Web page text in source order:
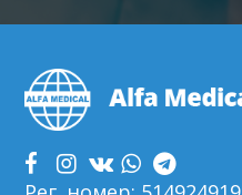
Footer